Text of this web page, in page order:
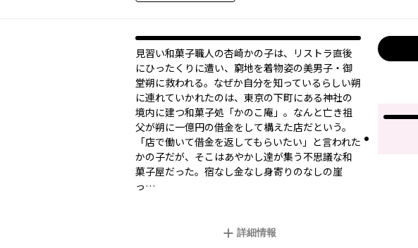
見習い和菓子職人の杏崎かの子は、リストラ直後
にひったくりに遭い、窮地を着物姿の美男子・御
堂朔に救われる。なぜか自分を知っているらしい朔
に連れていかれたのは、東京の下町にある神社の
境内に建つ和菓子処「かのこ庵」。なんと亡き祖
父が朔に一億円の借金をして構えた店だという。
「店で働いて借金を返してもらいたい」と言われた
かの子だが、そこはあやかし達が集う不思議な和
菓子屋だった。宿なし金なし身寄りのなしの崖
っ…
詳細情報